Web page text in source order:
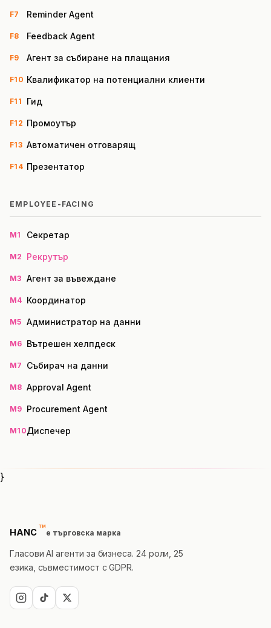
F7 Reminder Agent
F8 Feedback Agent
F9 Агент за събиране на плащания
F10 Квалификатор на потенциални клиенти
F11 Гид
F12 Промоутър
F13 Автоматичен отговарящ
F14 Презентатор
EMPLOYEE-FACING
M1 Секретар
M2 Рекрутър
M3 Агент за въвеждане
M4 Координатор
M5 Администратор на данни
M6 Вътрешен хелпдеск
M7 Събирач на данни
M8 Approval Agent
M9 Procurement Agent
M10Диспечер
}
HANC™
trademarkе търговска марка
Гласови AI агенти за бизнеса. 24 роли, 25
езика, съвместимост с GDPR.